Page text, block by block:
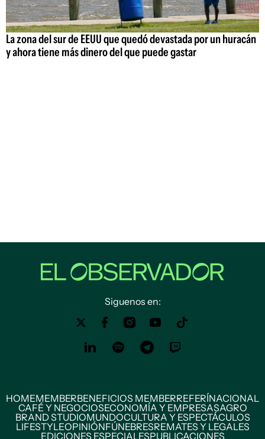
La zona del sur de EEUU que quedó devastada por un huracán
y ahora tiene más dinero del que puede gastar
Siguenos en:
HOMEMEMBERBENEFICIOS MEMBERREFERÍNACIONAL
CAFÉ Y NEGOCIOSECONOMÍA Y EMPRESASAGRO
BRAND STUDIOMUNDOCULTURA Y ESPECTÁCULOS
LIFESTYLEOPINIÓNFÚNEBRESREMATES Y LEGALES
EDICIONES ESPECIALESPUBLICACIONES